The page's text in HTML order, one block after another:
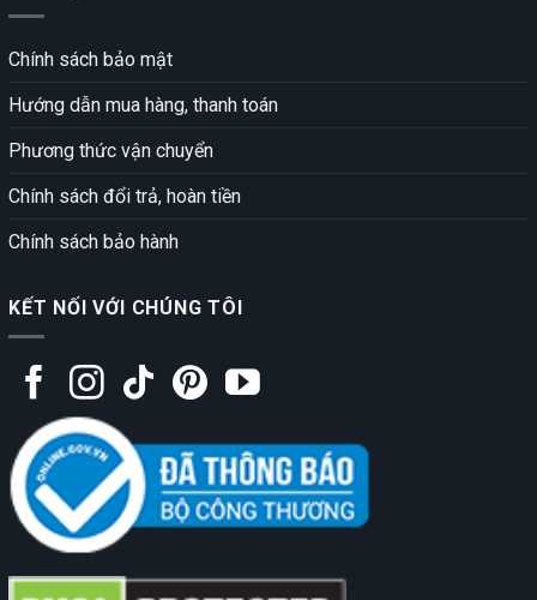
Chính sách bảo mật
Hướng dẫn mua hàng, thanh toán
Phương thức vận chuyển
Chính sách đổi trả, hoàn tiền
Chính sách bảo hành
KẾT NỐI VỚI CHÚNG TÔI